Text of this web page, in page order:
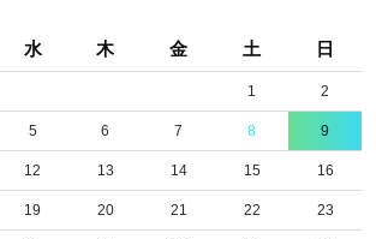
水 木 金 土 日
1 2
5 6 7 8 9
12 13 14 15 16
19 20 21 22 23